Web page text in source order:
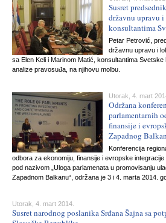
Susret
državnu upravu
konsultantima
Petar Petrović,
državnu upravu i
sa Elen Keli i Marinom Matić, konsultantima
analize pravosuđa, na njihovu molbu.
Utorak, 4. mart
Održana
parlamentarnih
finansije i
Zapadnog
Konferencija
odbora za ekonomiju, finansije i evropske integracije
pod nazivom „Uloga parlamenata u promovisanju
Zapadnom Balkanu“, održana je 3 i 4. marta 2014.
Utorak, 4. mart 2014.
Susret narodnog poslanika Srđana Šajna sa